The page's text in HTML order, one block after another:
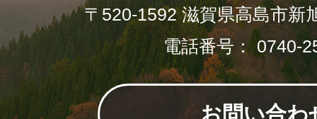
〒520-1592 滋賀県高島市新
電話番号： 0740-
お問い合わ